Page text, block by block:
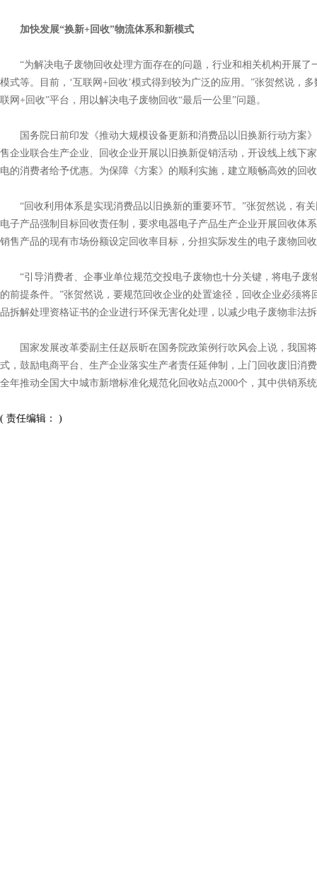
加快发展“换新+回收”物流体系和新模式
“为解决电子废物回收处理方面存在的问题，行业和相关机构开展了
模式等。目前，‘互联网+回收’模式得到较为广泛的应用。”张贺然说，
联网+回收”平台，用以解决电子废物回收“最后一公里”问题。
国务院日前印发《推动大规模设备更新和消费品以旧换新行动方案
售企业联合生产企业、回收企业开展以旧换新促销活动，开设线上线下
电的消费者给予优惠。为保障《方案》的顺利实施，建立顺畅高效的回
“回收利用体系是实现消费品以旧换新的重要环节。”张贺然说，有
电子产品强制目标回收责任制，要求电器电子产品生产企业开展回收体
销售产品的现有市场份额设定回收率目标，分担实际发生的电子废物回
“引导消费者、企事业单位规范交投电子废物也十分关键，将电子废
的前提条件。”张贺然说，要规范回收企业的处置途径，回收企业必须
品拆解处理资格证书的企业进行环保无害化处理，以减少电子废物非法
国家发展改革委副主任赵辰昕在国务院政策例行吹风会上说，我国将
式，鼓励电商平台、生产企业落实生产者责任延伸制，上门回收废旧消
全年推动全国大中城市新增标准化规范化回收站点2000个，其中供销系
( 责任编辑： )